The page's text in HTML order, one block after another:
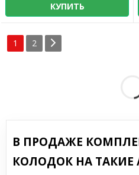
КУПИТЬ
1 2
В ПРОДАЖЕ
КОЛОДОК НА ТАКИЕ